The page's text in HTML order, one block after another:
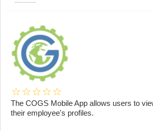
The COGS Mobile App allows users to
their employee's profiles.